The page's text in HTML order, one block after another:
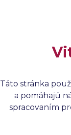
Táto stránka
a pomáhajú
spracovaním